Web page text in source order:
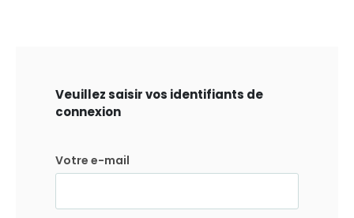
Veuillez saisir vos identifiants de
connexion
Votre e-mail